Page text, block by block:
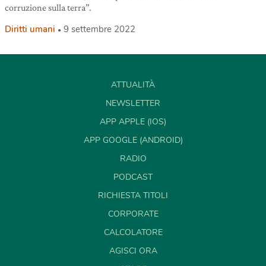
corruzione sulla terra”.
Diritti umani 9 settembre 2022
ATTUALITÀ
NEWSLETTER
APP APPLE (IOS)
APP GOOGLE (ANDROID)
RADIO
PODCAST
RICHIESTA TITOLI
CORPORATE
CALCOLATORE
AGISCI ORA